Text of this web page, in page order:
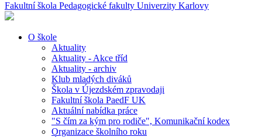
Fakultní škola Pedagogické fakulty Univerzity Karlovy
O škole
Aktuality
Aktuality - Akce tříd
Aktuality - archiv
Klub mladých diváků
Škola v Újezdském zpravodaji
Fakultní škola PaedF UK
Aktuální nabídka práce
"S čím za kým pro rodiče", Komunikační kodex
Organizace školního roku